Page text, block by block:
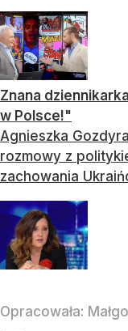
Znana
w Polsce!"
Agnieszka
rozmowy z
zachowania
Opracowała: